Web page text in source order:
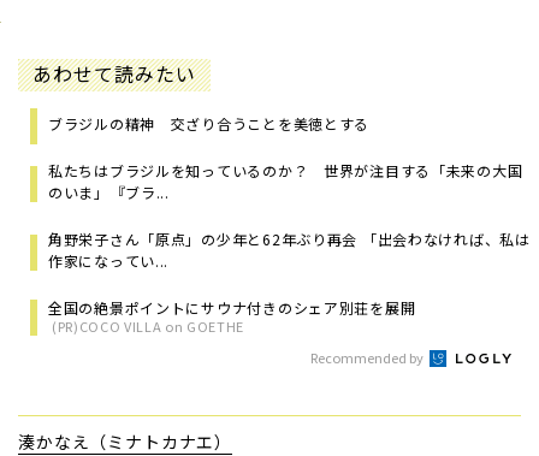
あわせて読みたい
ブラジルの精神 交ざり合うことを美徳とする
私たちはブラジルを知っているのか？ 世界が注目する「未来の大国
のいま」――『ブラ...
角野栄子さん「原点」の少年と62年ぶり再会 「出会わなければ、私は
作家になってい...
全国の絶景ポイントにサウナ付きのシェア別荘を展開
(PR)COCO VILLA on GOETHE
Recommended by
湊かなえ（ミナトカナエ）